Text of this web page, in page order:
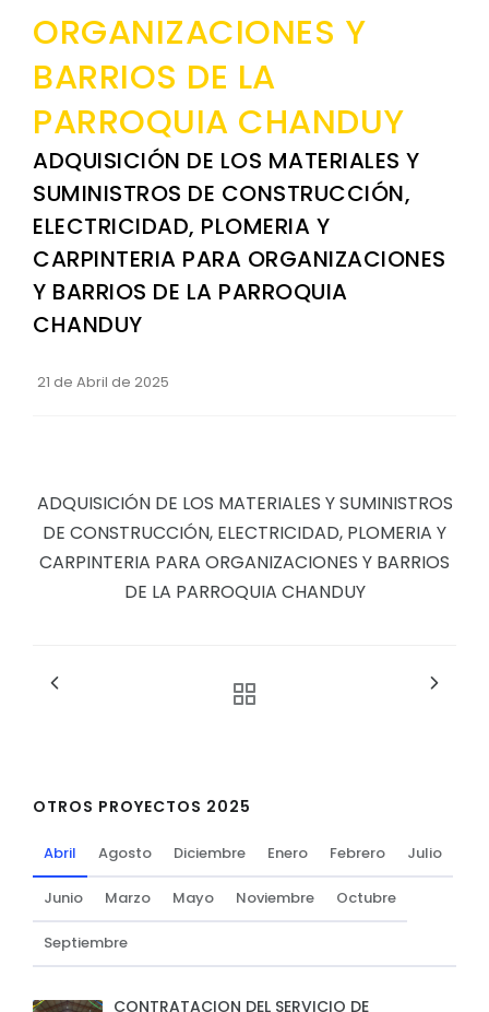
ORGANIZACIONES Y
BARRIOS DE LA
PARROQUIA CHANDUY
ADQUISICIÓN DE LOS MATERIALES Y
SUMINISTROS DE CONSTRUCCIÓN,
ELECTRICIDAD, PLOMERIA Y
CARPINTERIA PARA ORGANIZACIONES
Y BARRIOS DE LA PARROQUIA
CHANDUY
21 de Abril de 2025
ADQUISICIÓN DE LOS MATERIALES Y SUMINISTROS
DE CONSTRUCCIÓN, ELECTRICIDAD, PLOMERIA Y
CARPINTERIA PARA ORGANIZACIONES Y BARRIOS
DE LA PARROQUIA CHANDUY
OTROS PROYECTOS 2025
Abril Agosto Diciembre Enero Febrero Julio
Junio Marzo Mayo Noviembre Octubre
Septiembre
CONTRATACION DEL SERVICIO DE